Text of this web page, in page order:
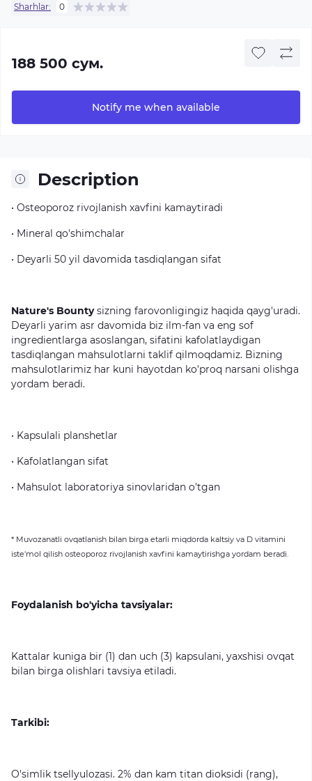
Sharhlar: 0
188 500 сум.
Notify me when available
Description
• Osteoporoz rivojlanish xavfini kamaytiradi
• Mineral qo'shimchalar
• Deyarli 50 yil davomida tasdiqlangan sifat
Nature's Bountysizning farovonligingiz haqida qayg'uradi.
Deyarli yarim asr davomida biz ilm-fan va eng sof
ingredientlarga asoslangan, sifatini kafolatlaydigan
tasdiqlangan mahsulotlarni taklif qilmoqdamiz. Bizning
mahsulotlarimiz har kuni hayotdan ko'proq narsani olishga
yordam beradi.
• Kapsulali planshetlar
• Kafolatlangan sifat
• Mahsulot laboratoriya sinovlaridan o'tgan
* Muvozanatli ovqatlanish bilan birga etarli miqdorda kaltsiy va D vitamini
iste'mol qilish osteoporoz rivojlanish xavfini kamaytirishga yordam beradi.
Foydalanish bo'yicha tavsiyalar:
Kattalar kuniga bir (1) dan uch (3) kapsulani, yaxshisi ovqat
bilan birga olishlari tavsiya etiladi.
Tarkibi:
O'simlik tsellyulozasi. 2% dan kam titan dioksidi (rang),